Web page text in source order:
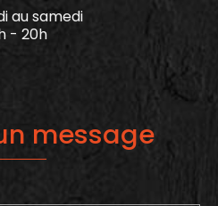
au samedi
- 20h
message